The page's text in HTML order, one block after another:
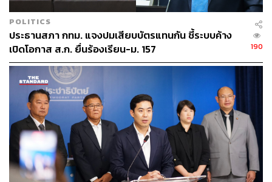
POLITICS
ประธานสภา กทม. แจงปมเสียบบัตรแทนกัน ชี้ระบบค้าง
เปิดโอกาส ส.ก. ยื่นร้องเรียน-ม. 157
190